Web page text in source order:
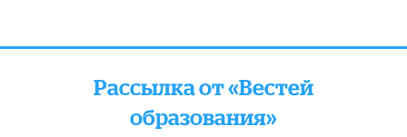
Рассылка от «Вестей
образования»